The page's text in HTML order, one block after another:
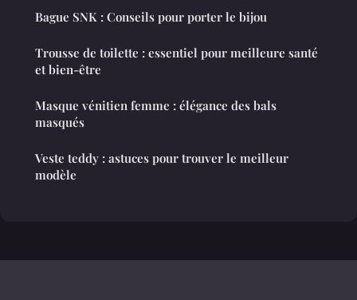
Bague SNK : Conseils pour porter le bijou
Trousse de toilette : essentiel pour meilleure santé
et bien-être
Masque vénitien femme : élégance des bals
masqués
Veste teddy : astuces pour trouver le meilleur
modèle